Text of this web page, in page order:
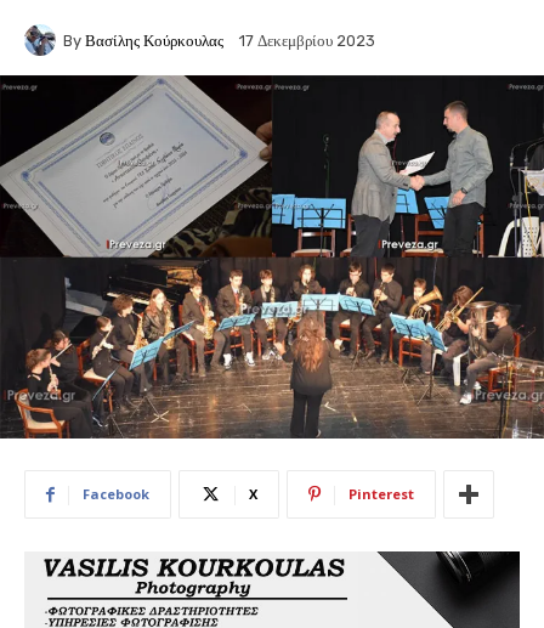
By Βασίλης Κούρκουλας 17 Δεκεμβρίου 2023
Facebook X Pinterest